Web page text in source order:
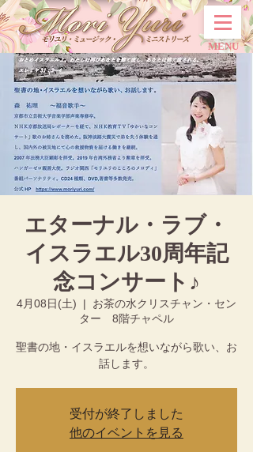
MENU
エターナル・ラブ・
イスラエル30周年記
念コンサート♪
4月08日(土)
  |
お茶の水クリスチャン・セン
ター 8階チャペル
聖書の地・イスラエルを想いながら歌い、お
話します。
受付が終了しました
他のイベントを見る